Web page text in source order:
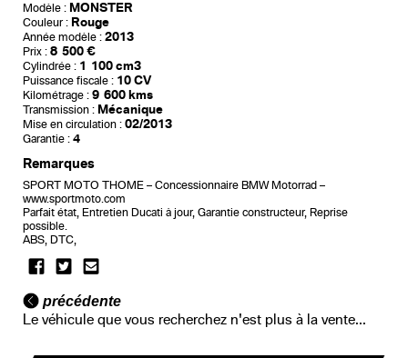
Modèle : MONSTER
Couleur : Rouge
Année modèle : 2013
Prix : 8 500 €
Cylindrée : 1 100 cm3
Puissance fiscale : 10 CV
Kilométrage : 9 600 kms
Transmission : Mécanique
Mise en circulation : 02/2013
Garantie : 4
Remarques
SPORT MOTO THOME – Concessionnaire BMW Motorrad –
www.sportmoto.com
Parfait état, Entretien Ducati à jour, Garantie constructeur, Reprise
possible.
ABS, DTC,
précédente
Le véhicule que vous recherchez n'est plus à la vente...